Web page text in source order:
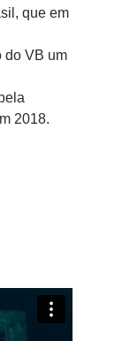
que em
do VB um
2018.